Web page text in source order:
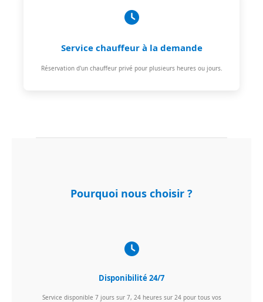
Service chauffeur à la demande
Réservation d'un chauffeur privé pour plusieurs heures ou jours.
Pourquoi nous choisir ?
Disponibilité 24/7
Service disponible 7 jours sur 7, 24 heures sur 24 pour tous vos